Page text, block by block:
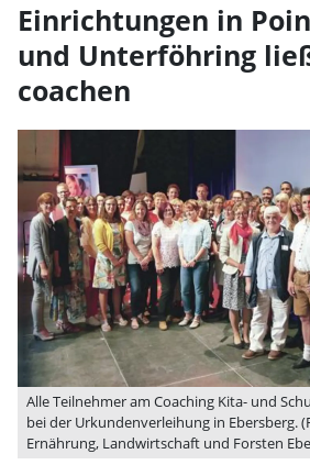
Einrichtungen in
und Unterföhring
coachen
Alle Teilnehmer am Coaching Kita- und
bei der Urkundenverleihung in Ebersberg.
Ernährung, Landwirtschaft und Forsten